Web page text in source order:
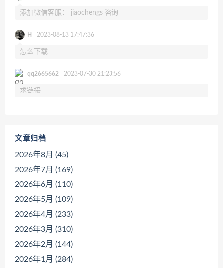
添加微信客服： jiaochengs 咨询
H 2023-08-13 17:47:36
怎么下载
qq2665662 2023-07-30 21:23:56
求链接
文章归档
2026年8月 (45)
2026年7月 (169)
2026年6月 (110)
2026年5月 (109)
2026年4月 (233)
2026年3月 (310)
2026年2月 (144)
2026年1月 (284)